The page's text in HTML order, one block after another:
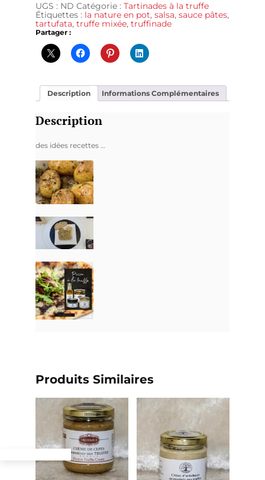
UGS : ND Catégorie : Tartinades à la truffe
Étiquettes : la nature en pot, salsa, sauce pâtes,
tartufata, truffe mixée, truffinade
Partager :
Description Informations Complémentaires
Description
des idées recettes …
Produits Similaires